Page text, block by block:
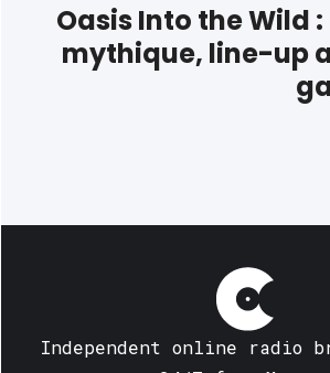
Oasis Into the Wild :
mythique, line-up
Independent online radio